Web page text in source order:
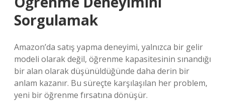
Sorgulamak
Amazon’da satış yapma deneyimi, yalnızca bir gelir
modeli olarak değil, öğrenme kapasitesinin sınandığı
bir alan olarak düşünüldüğünde daha derin bir
anlam kazanır. Bu süreçte karşılaşılan her problem,
yeni bir öğrenme fırsatına dönüşür.